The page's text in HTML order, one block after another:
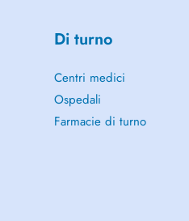
Di turno
Centri medici
Ospedali
Farmacie di turno